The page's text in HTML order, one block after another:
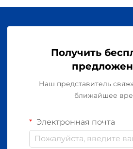
Получить
Наш представитель
ближайшее
Электронная почта